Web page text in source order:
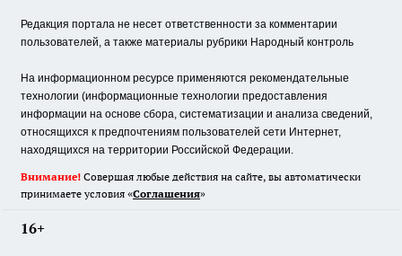
Редакция портала не несет ответственности за комментарии
пользователей, а также материалы рубрики Народный контроль
На информационном ресурсе применяются рекомендательные
технологии (информационные технологии предоставления
информации на основе сбора, систематизации и анализа сведений,
относящихся к предпочтениям пользователей сети Интернет,
находящихся на территории Российской Федерации.
Внимание! Совершая любые действия на сайте, вы автоматически
принимаете условия «Cоглашения»
16+